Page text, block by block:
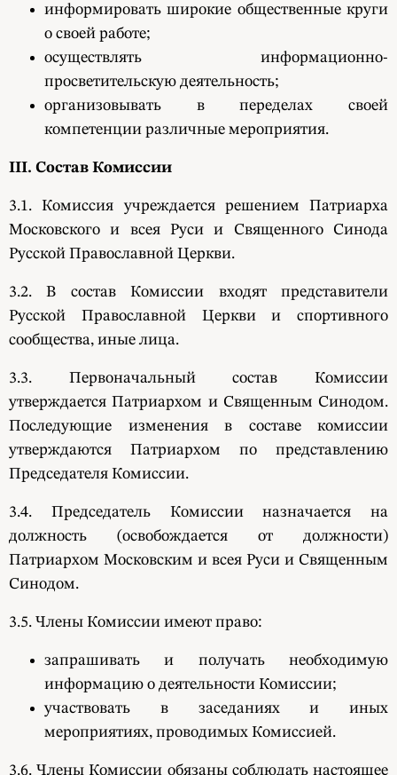
информировать широкие общественные круги
о своей работе;
осуществлять информационно-
просветительскую деятельность;
организовывать в переделах своей
компетенции различные мероприятия.
III. Состав Комиссии
3.1. Комиссия учреждается решением Патриарха
Московского и всея Руси и Священного Синода
Русской Православной Церкви.
3.2. В состав Комиссии входят представители
Русской Православной Церкви и спортивного
сообщества, иные лица.
3.3. Первоначальный состав Комиссии
утверждается Патриархом и Священным Синодом.
Последующие изменения в составе комиссии
утверждаются Патриархом по представлению
Председателя Комиссии.
3.4. Председатель Комиссии назначается на
должность (освобождается от должности)
Патриархом Московским и всея Руси и Священным
Синодом.
3.5. Члены Комиссии имеют право:
запрашивать и получать необходимую
информацию о деятельности Комиссии;
участвовать в заседаниях и иных
мероприятиях, проводимых Комиссией.
3.6. Члены Комиссии обязаны соблюдать настоящее